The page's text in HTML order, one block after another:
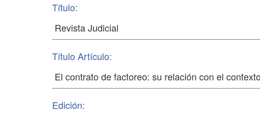
Título:
Título Artículo:
Edición: